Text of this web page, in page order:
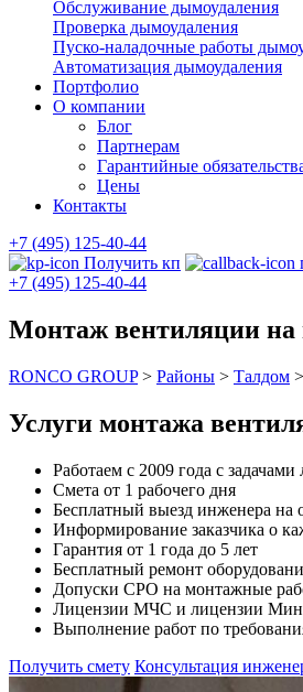
Обслуживание дымоудаления
Проверка дымоудаления
Пуско-наладочные работы
Автоматизация дымоудаления
Портфолио
О компании
Блог
Партнерам
Гарантийные
Цены
Контакты
+7 (495) 125-40-44
Получить кп
+7 (495) 125-40-44
Монтаж вентиляции на
RONCO GROUP> Районы > Талдом >
Услуги монтажа
Работаем с 2009 года с
Смета от 1 рабочего дня
Бесплатный выезд инженера на
Информирование заказчика о
Гарантия от 1 года до 5 лет
Бесплатный ремонт
Допуски СРО на монтажные
Лицензии МЧС и лицензии
Выполнение работ по
Получить смету Консультация